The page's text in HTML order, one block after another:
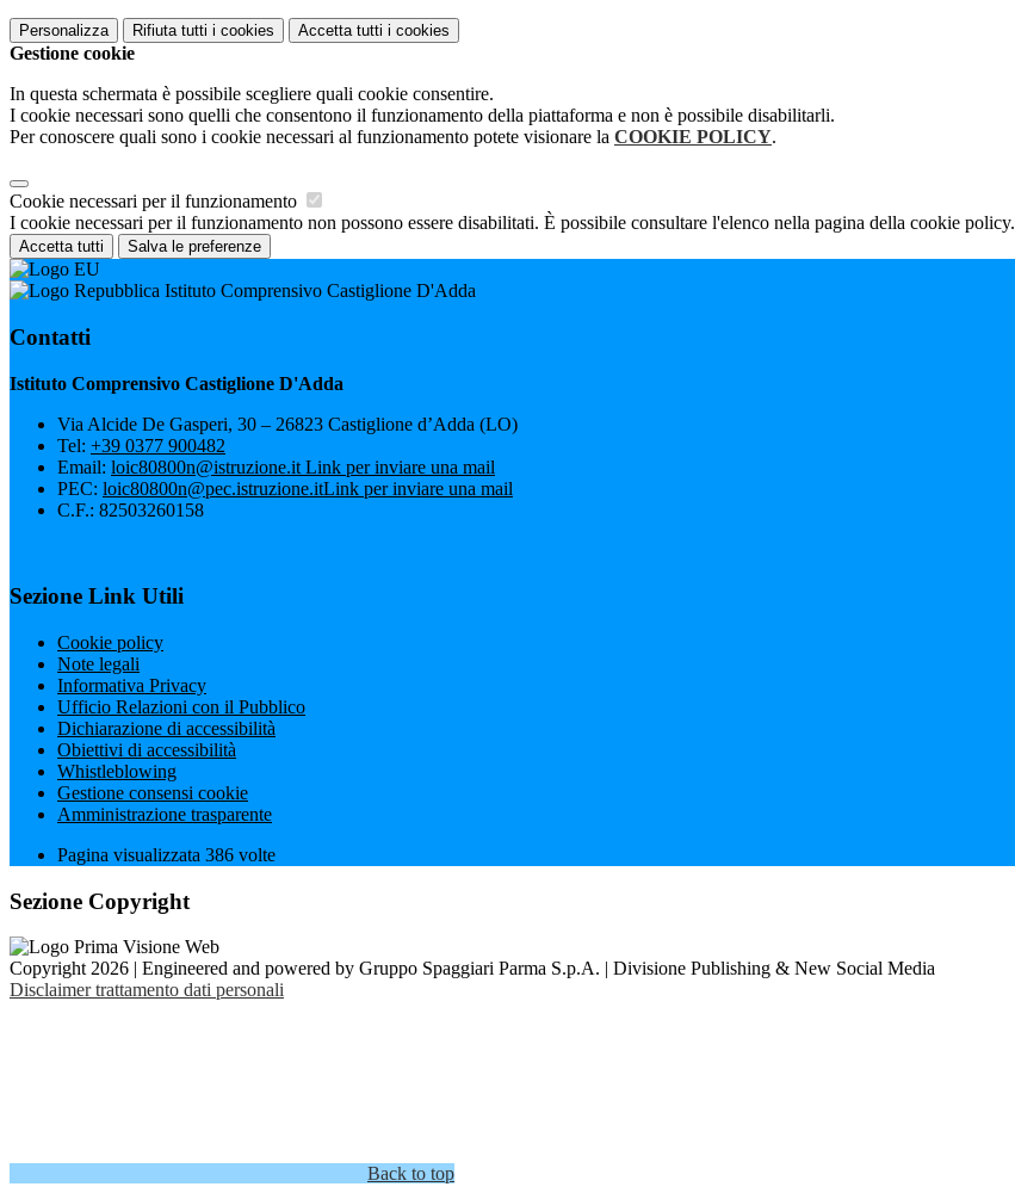
Personalizza Rifiuta tutti i cookies Accetta tutti i cookies
Gestione cookie
In questa schermata è possibile scegliere quali cookie consentire.
I cookie necessari sono quelli che consentono il funzionamento della piattaforma e non è possibile disabilitarli.
Per conoscere quali sono i cookie necessari al funzionamento potete visionare la COOKIE POLICY.
Cookie necessari per il funzionamento
I cookie necessari per il funzionamento non possono essere disabilitati. È possibile consultare l'elenco nella pagina della cookie policy.
Accetta tutti Salva le preferenze
Istituto Comprensivo Castiglione D'Adda
Contatti
Istituto Comprensivo Castiglione D'Adda
Via Alcide De Gasperi, 30 – 26823 Castiglione d’Adda (LO)
Tel: +39 0377 900482
Email: loic80800n@istruzione.it Link per inviare una mail
PEC: loic80800n@pec.istruzione.itLink per inviare una mail
C.F.: 82503260158
Sezione Link Utili
Cookie policy
Note legali
Informativa Privacy
Ufficio Relazioni con il Pubblico
Dichiarazione di accessibilità
Obiettivi di accessibilità
Whistleblowing
Gestione consensi cookie
Amministrazione trasparente
Pagina visualizzata 386 volte
Sezione Copyright
Copyright 2026 | Engineered and powered by Gruppo Spaggiari Parma S.p.A. | Divisione Publishing & New Social Media
Disclaimer trattamento dati personali
Back to top